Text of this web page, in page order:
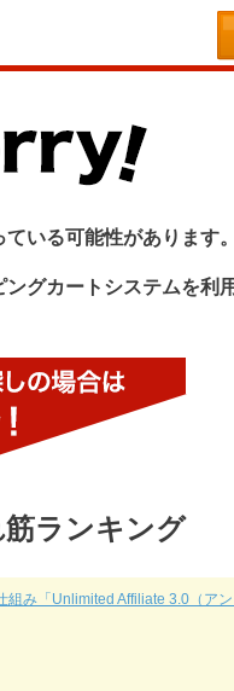
いる可能性があります。
グカートシステムを利
ランキング
組み「Unlimited Affiliate 3.0（ア